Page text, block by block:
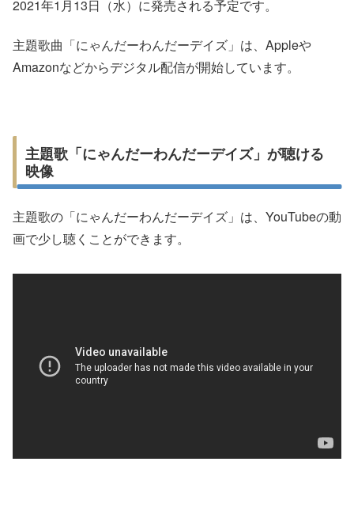
2021年1月13日（水）に発売される予定です。
主題歌曲「にゃんだーわんだーデイズ」は、Appleや
Amazonなどからデジタル配信が開始しています。
主題歌「にゃんだーわんだーデイズ」が聴ける
映像
主題歌の「にゃんだーわんだーデイズ」は、YouTubeの動
画で少し聴くことができます。